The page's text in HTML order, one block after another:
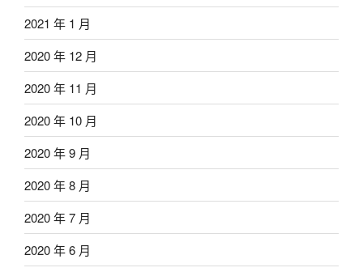
2021 年 1 月
2020 年 12 月
2020 年 11 月
2020 年 10 月
2020 年 9 月
2020 年 8 月
2020 年 7 月
2020 年 6 月